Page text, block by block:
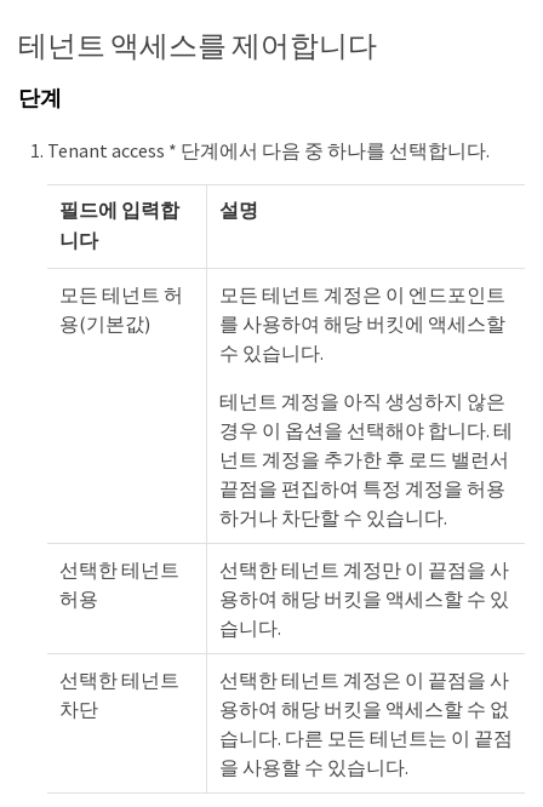
테넌트 액세스를 제어합니다
단계
Tenant access * 단계에서 다음 중 하나를 선택합니다.
필드에 입력합
니다
설명
모든 테넌트 허
용(기본값)
모든 테넌트 계정은 이 엔드포인트
를 사용하여 해당 버킷에 액세스할
수 있습니다.
테넌트 계정을 아직 생성하지 않은
경우 이 옵션을 선택해야 합니다. 테
넌트 계정을 추가한 후 로드 밸런서
끝점을 편집하여 특정 계정을 허용
하거나 차단할 수 있습니다.
선택한 테넌트
허용
선택한 테넌트 계정만 이 끝점을 사
용하여 해당 버킷을 액세스할 수 있
습니다.
선택한 테넌트
차단
선택한 테넌트 계정은 이 끝점을 사
용하여 해당 버킷을 액세스할 수 없
습니다. 다른 모든 테넌트는 이 끝점
을 사용할 수 있습니다.